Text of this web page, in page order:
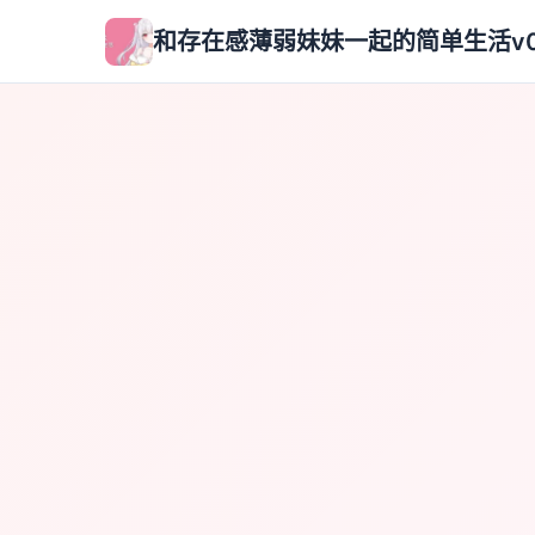
和存在感薄弱妹妹一起的简单生活